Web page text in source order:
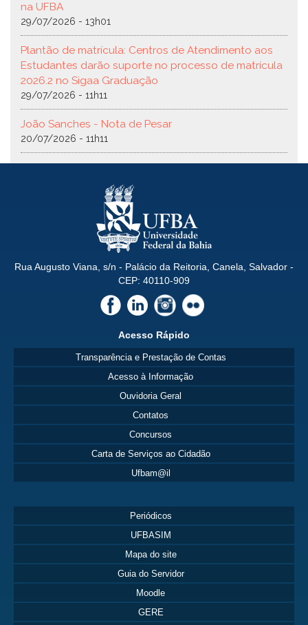
na UFBA
29/07/2026 - 13h01
Plantão de matrícula: Centros de Atendimento aos
Estudantes darão suporte no processo de matrícula
2026.2 no Sigaa Graduação
29/07/2026 - 11h11
João Sanches - Nota de Pesar
20/07/2026 - 11h11
Rua Augusto Viana, s/n - Palácio da Reitoria, Canela, Salvador -
CEP: 40110-909
Acesso Rápido
Transparência e Prestação de Contas
Acesso à Informação
Ouvidoria Geral
Contatos
Concursos
Carta de Serviços ao Cidadão
Ufbam@il
Periódicos
UFBASIM
Mapa do site
Guia do Servidor
Moodle
GERE